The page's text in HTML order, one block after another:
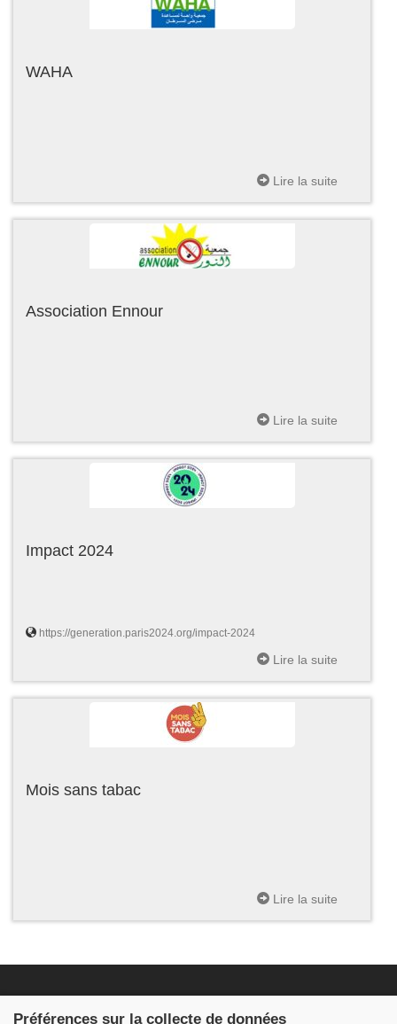
WAHA
Lire la suite
Association Ennour
Lire la suite
Impact 2024
https://generation.paris2024.org/impact-2024
Lire la suite
Mois sans tabac
Lire la suite
Préférences sur la collecte de données